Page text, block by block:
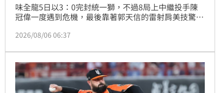
味全龍5日以3：0完封統一獅，不過8局上中繼投手陳
冠偉一度遇到危機，最後靠著郭天信的雷射肩美技驚險
影響投球機制，但還沒有讓他下二軍的打算，笑曝他暫
2026/08/06 06:37